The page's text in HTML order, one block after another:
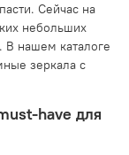
Сейчас на
небольших
В нашем каталоге
зеркала с
have для